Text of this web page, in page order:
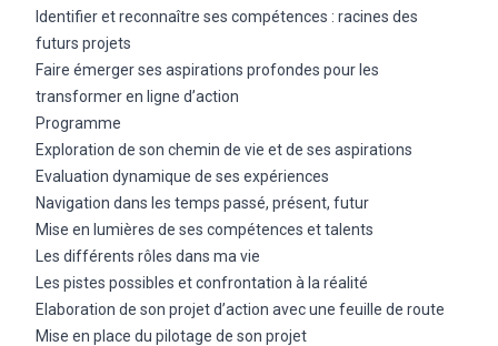
Identifier et reconnaître ses compétences : racines des
futurs projets
Faire émerger ses aspirations profondes pour les
transformer en ligne d’action
Programme
Exploration de son chemin de vie et de ses aspirations
Evaluation dynamique de ses expériences
Navigation dans les temps passé, présent, futur
Mise en lumières de ses compétences et talents
Les différents rôles dans ma vie
Les pistes possibles et confrontation à la réalité
Elaboration de son projet d’action avec une feuille de route
Mise en place du pilotage de son projet